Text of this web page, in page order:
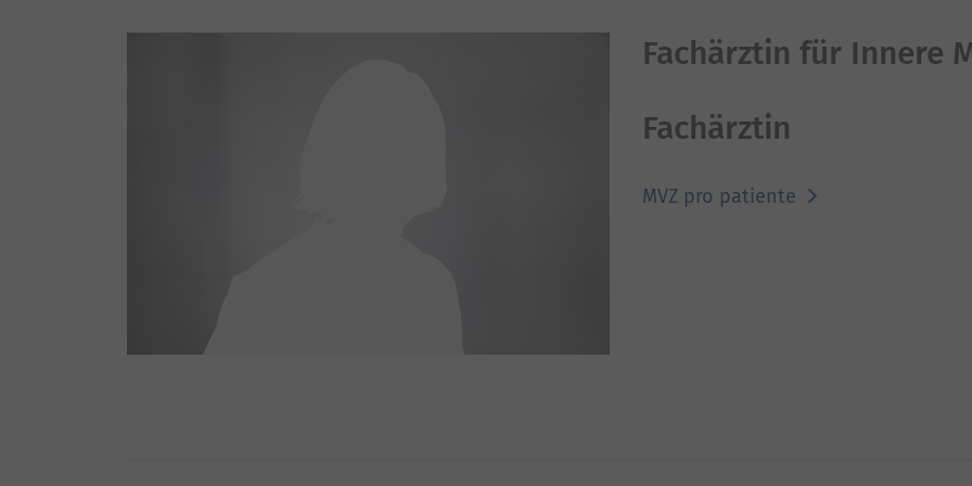
Fachärztin für Innere
Fachärztin
MVZ pro patiente